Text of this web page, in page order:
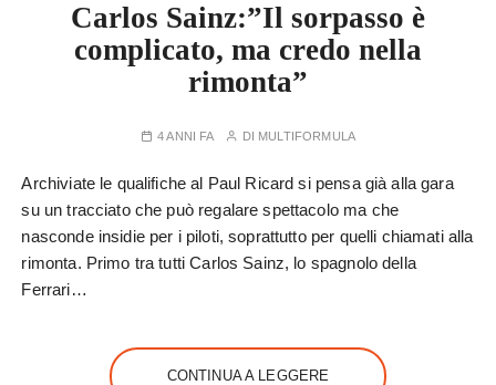
Carlos Sainz:”Il sorpasso è
complicato, ma credo nella
rimonta”
4 ANNI FA DI MULTIFORMULA
Archiviate le qualifiche al Paul Ricard si pensa già alla gara
su un tracciato che può regalare spettacolo ma che
nasconde insidie per i piloti, soprattutto per quelli chiamati alla
rimonta. Primo tra tutti Carlos Sainz, lo spagnolo della
Ferrari…
CONTINUA A LEGGERE